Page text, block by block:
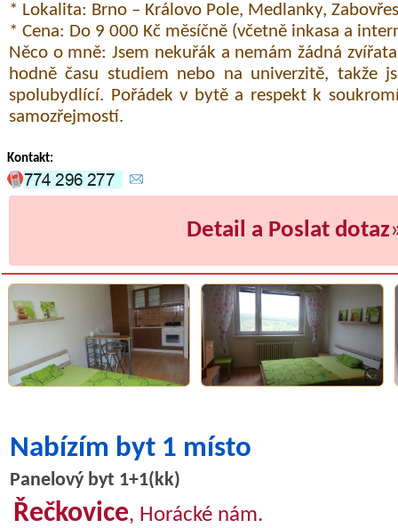
* Lokalita: Brno – Královo Pole, Medlanky,
* Cena: Do 9 000 Kč měsíčně (včetně inkasa a
Něco o mně: Jsem nekuřák a nemám žádná
hodně času studiem nebo na univerzitě, takže
spolubydlící. Pořádek v bytě a respekt k
samozřejmostí.
Kontakt:
Detail a Poslat dotaz
Nabízím byt 1 místo
Panelový byt 1+1(kk)
Řečkovice, Horácké nám.